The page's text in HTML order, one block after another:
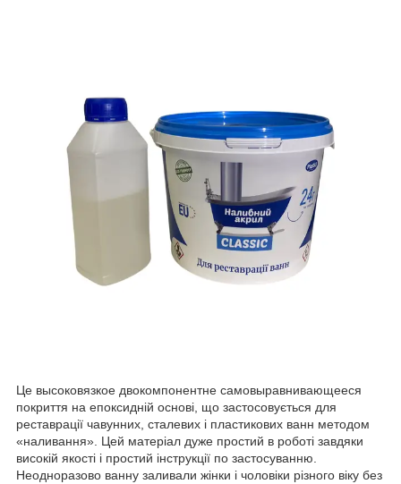
Це высоковязкое двокомпонентне самовыравнивающееся
покриття на епоксидній основі, що застосовується для
реставрації чавунних, сталевих і пластикових ванн методом
«наливання». Цей матеріал дуже простий в роботі завдяки
високій якості і простий інструкції по застосуванню.
Неодноразово ванну заливали жінки і чоловіки різного віку без